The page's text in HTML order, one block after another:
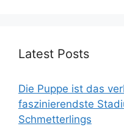
Latest Posts
Die Puppe ist das
faszinierendste
Schmetterlings